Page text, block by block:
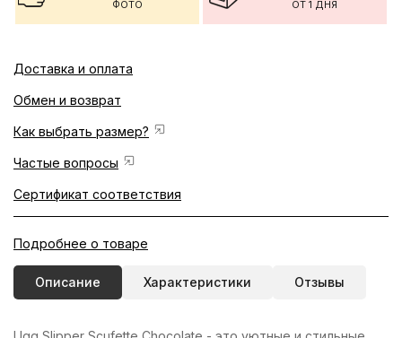
ФОТО
ОТ 1 ДНЯ
Доставка и оплата
Обмен и возврат
Как выбрать размер?
Частые вопросы
Сертификат соответствия
Подробнее о товаре
Описание Характеристики Отзывы